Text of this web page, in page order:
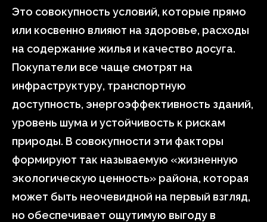
Это совокупность условий, которые прямо
или косвенно влияют на здоровье, расходы
на содержание жилья и качество досуга.
Покупатели все чаще смотрят на
инфраструктуру, транспортную
доступность, энергоэффективность зданий,
уровень шума и устойчивость к рискам
природы. В совокупности эти факторы
формируют так называемую «жизненную
экологическую ценность» района, которая
может быть неочевидной на первый взгляд,
но обеспечивает ощутимую выгоду в